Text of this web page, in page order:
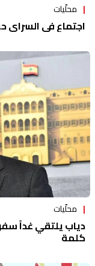
محلّيات
اجتماع في السراي
محلّيات
دياب يلتقي غداً
كلمة